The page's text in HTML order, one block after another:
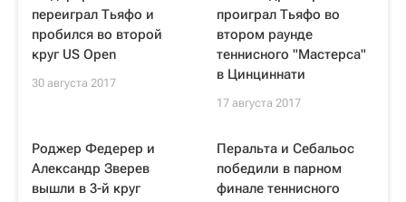
переиграл Тьяфо и
пробился во второй
круг US Open
30 августа 2017
проиграл Тьяфо во
втором раунде
теннисного "Мастерса"
в Цинциннати
17 августа 2017
Роджер Федерер и
Александр Зверев
вышли в 3-й круг
Перальта и Себальос
победили в парном
финале теннисного